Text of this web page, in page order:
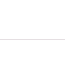
名称、内容
必须符合食物